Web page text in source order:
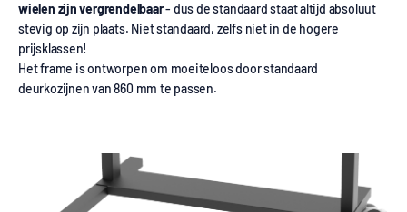
wielen zijn vergrendelbaar- dus de standaard staat altijd absoluut
stevig op zijn plaats. Niet standaard, zelfs niet in de hogere
prijsklassen!
Het frame is ontworpen om moeiteloos door standaard
deurkozijnen van 860 mm te passen.